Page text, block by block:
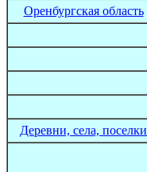
Оренбургская область
Деревни, села, поселки